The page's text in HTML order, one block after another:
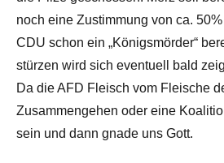
noch eine Zustimmung von ca.
CDU schon ein „Königsmörder“
stürzen wird sich eventuell bald
Da die AFD Fleisch vom Fleische
Zusammengehen oder eine
sein und dann gnade uns Gott.